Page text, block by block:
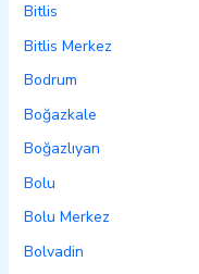
Bitlis
Bitlis Merkez
Bodrum
Boğazkale
Boğazlıyan
Bolu
Bolu Merkez
Bolvadin